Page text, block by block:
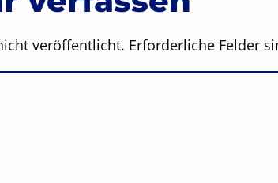
veröffentlicht. Erforderliche Felder